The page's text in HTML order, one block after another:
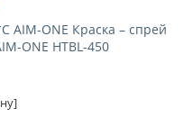
AIM-ONE Краска – спрей
ONE HTBL-450